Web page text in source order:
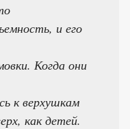
и его
Когда они
к верхушкам
как детей.